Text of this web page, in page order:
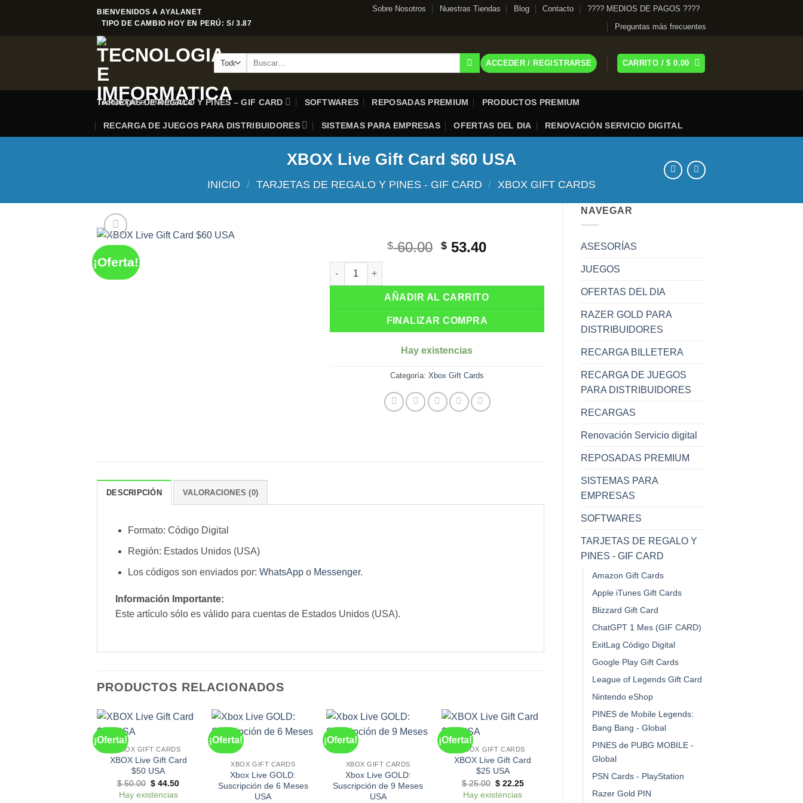
BIENVENIDOS A AYALANET
TIPO DE CAMBIO HOY EN PERÚ: S/ 3.87
Sobre Nosotros Nuestras Tiendas Blog Contacto
???? MEDIOS DE PAGOS ????
Preguntas más frecuentes
Tecnologia e Imformatica
Buscar
ACCEDER / REGISTRARSE CARRITO /$ 0.00
TARJETAS DE REGALO Y PINES – GIF CARD SOFTWARES REPOSADAS PREMIUM PRODUCTOS PREMIUM
RECARGA DE JUEGOS PARA DISTRIBUIDORES SISTEMAS PARA EMPRESAS OFERTAS DEL DIA RENOVACIÓN SERVICIO DIGITAL
XBOX Live Gift Card $60 USA
INICIO / TARJETAS DE REGALO Y PINES - GIF CARD / XBOX GIFT CARDS
NAVEGAR
ASESORÍAS
JUEGOS
OFERTAS DEL DIA
RAZER GOLD PARA
DISTRIBUIDORES
RECARGA BILLETERA
RECARGA DE JUEGOS
PARA DISTRIBUIDORES
RECARGAS
Renovación Servicio digital
REPOSADAS PREMIUM
SISTEMAS PARA
EMPRESAS
SOFTWARES
TARJETAS DE REGALO Y
PINES - GIF CARD
Amazon Gift Cards
Apple iTunes Gift Cards
Blizzard Gift Card
ChatGPT 1 Mes (GIF CARD)
ExitLag Código Digital
Google Play Gift Cards
League of Legends Gift Card
Nintendo eShop
PINES de Mobile Legends:
Bang Bang - Global
PINES de PUBG MOBILE -
Global
PSN Cards - PlayStation
Razer Gold PIN
¡Oferta!
$60.00 El
era:
$ 60.00.
$ 53.40El
es:
$ 53.40.
XBOX Live Gift Card $60 USA cantidad
AÑADIR AL CARRITO
FINALIZAR COMPRA
Hay existencias
Categoría: Xbox Gift Cards
DESCRIPCIÓN VALORACIONES (0)
Formato: Código Digital
Región: Estados Unidos (USA)
Los códigos son enviados por: WhatsAppo Messenger.
Información Importante:
Este artículo sólo es válido para cuentas de Estados Unidos (USA).
PRODUCTOS RELACIONADOS
¡Oferta!
XBOX GIFT CARDS
XBOX Live Gift Card
$50 USA
$50.00 El
precio
original
$ 44.50El
Hay existencias
¡Oferta!
XBOX GIFT CARDS
Xbox Live GOLD:
Suscripción de 6 Meses
USA
¡Oferta!
XBOX GIFT CARDS
Xbox Live GOLD:
Suscripción de 9 Meses
USA
¡Oferta!
XBOX GIFT CARDS
XBOX Live Gift Card
$25 USA
$25.00 El
precio
original
$ 22.25El
Hay existencias
¡Oferta!